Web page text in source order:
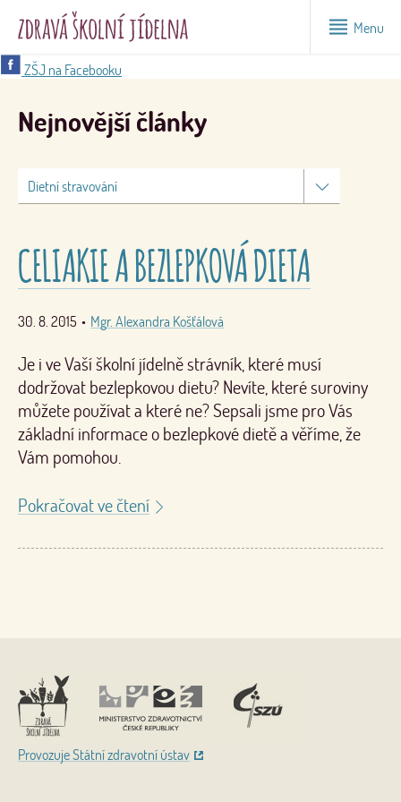
Menu
ZŠJ na Facebooku
Nejnovější články
CELIAKIE A BEZLEPKOVÁ DIETA
30. 8. 2015 • Mgr. Alexandra Košťálová
Je i ve Vaší školní jídelně strávník, které musí
dodržovat bezlepkovou dietu? Nevíte, které suroviny
můžete používat a které ne? Sepsali jsme pro Vás
základní informace o bezlepkové dietě a věříme, že
Vám pomohou.
Pokračovat ve čtení
Provozuje Státní zdravotní ústav